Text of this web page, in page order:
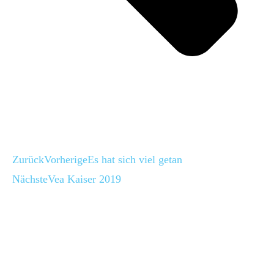
ZurückVorherigeEs hat sich viel getan
NächsteVea Kaiser 2019